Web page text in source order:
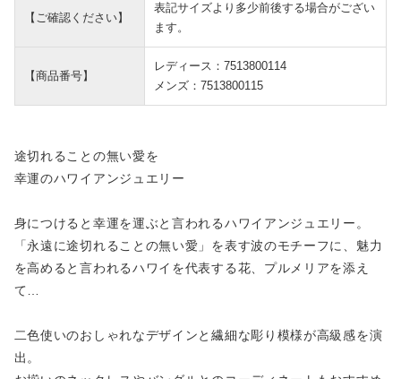
【ご確認ください】
表記サイズより多少前後する場合がござい
ます。
【商品番号】
レディース：7513800114
メンズ：7513800115
途切れることの無い愛を
幸運のハワイアンジュエリー
身につけると幸運を運ぶと言われるハワイアンジュエリー。
「永遠に途切れることの無い愛」を表す波のモチーフに、魅力
を高めると言われるハワイを代表する花、プルメリアを添え
て…
二色使いのおしゃれなデザインと繊細な彫り模様が高級感を演
出。